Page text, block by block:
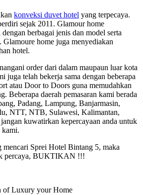
konveksi duvet hotel yang terpecaya.
sejak 2011. Glamour home
berbagai jenis dan model serta
Glamoure home juga menyediakan
hotel.
order dari dalam maupaun luar kota
juga telah bekerja sama dengan beberapa
atau Door to Doors guna memudahkan
Beberapa daerah pemasaran kami berada
Padang, Lampung, Banjarmasin,
NTT, NTB, Sulawesi, Kalimantan,
kuwatirkan kepercayaan anda untuk
kami.
mencari Sprei Hotel Bintang 5, maka
percaya, BUKTIKAN !!!
of Luxury your Home